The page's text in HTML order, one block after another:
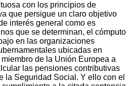
con los principios de
que persigue un claro objetivo
interés general como es
que se determinan, el cómputo
en las organizaciones
ubicadas en
de la Unión Europea a
las pensiones contributivas
la Seguridad Social. Y ello con el